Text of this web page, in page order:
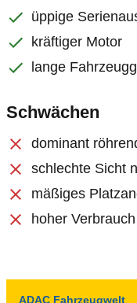
üppige
kräftiger Motor
lange
Schwächen
dominant
schlechte Sicht
mäßiges
hoher Verbrauch
ADAC Fahrzeugwelt